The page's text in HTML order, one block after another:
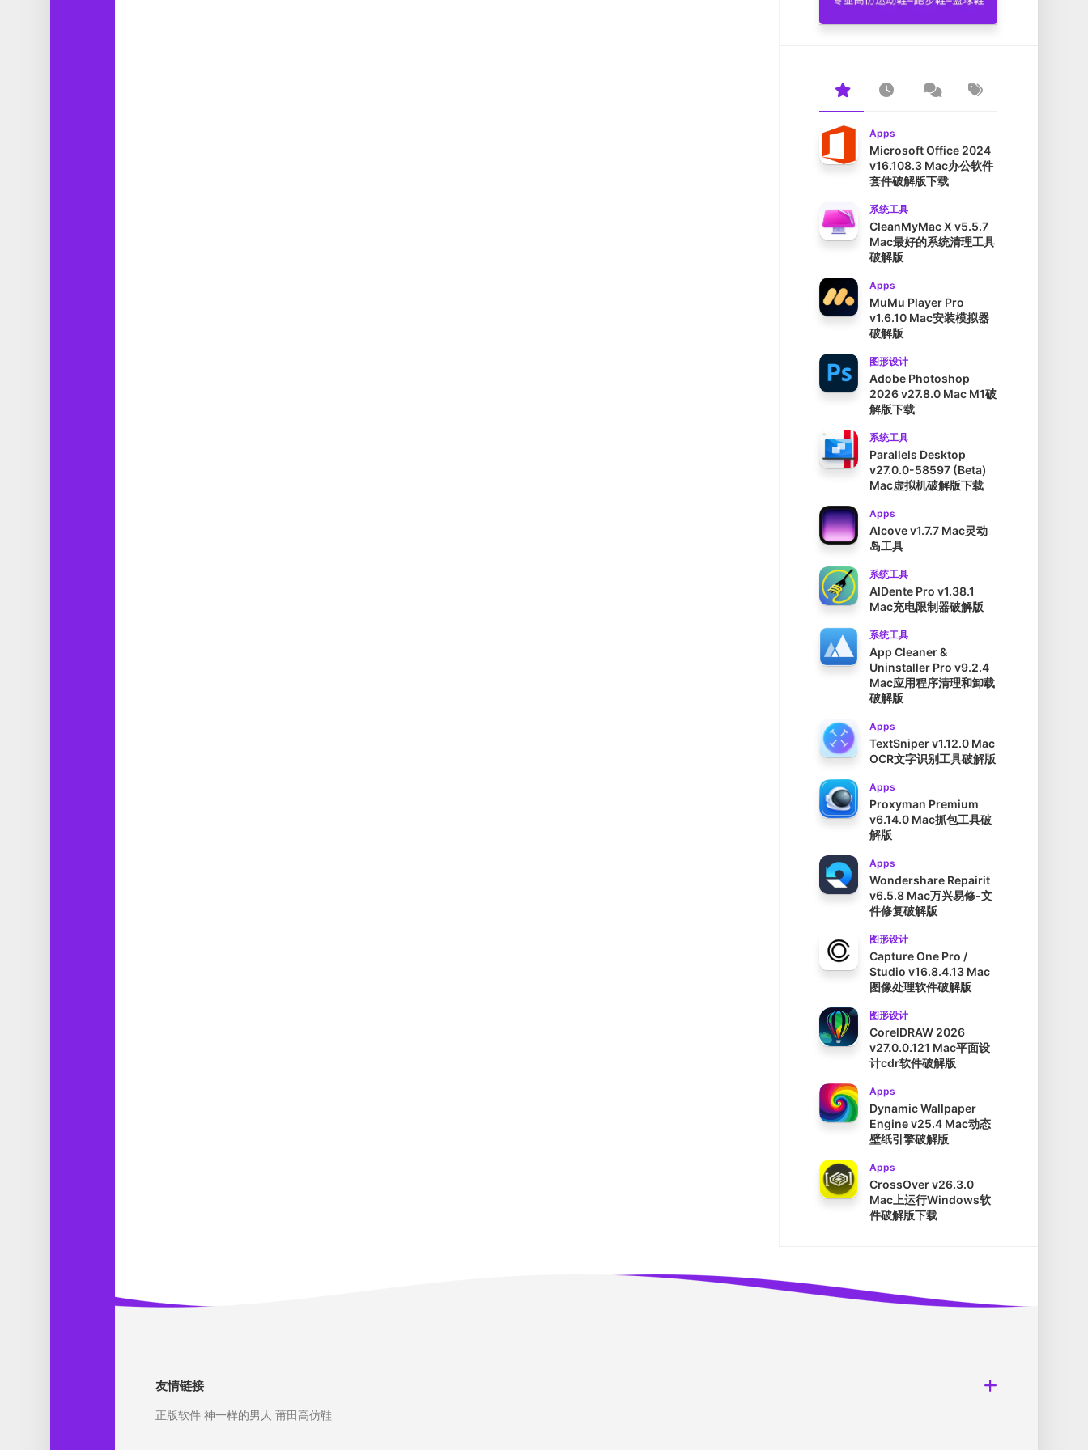
Apps
Microsoft Office 2024
v16.108.3 Mac办公软件
套件破解版下载
系统工具
CleanMyMac X v5.5.7
Mac最好的系统清理工具
破解版
Apps
MuMu Player Pro
v1.6.10 Mac安装模拟器
破解版
图形设计
Adobe Photoshop
2026 v27.8.0 Mac M1破
解版下载
系统工具
Parallels Desktop
v27.0.0-58597 (Beta)
Mac虚拟机破解版下载
Apps
Alcove v1.7.7 Mac灵动
岛工具
系统工具
AlDente Pro v1.38.1
Mac充电限制器破解版
系统工具
App Cleaner &
Uninstaller Pro v9.2.4
Mac应用程序清理和卸载
破解版
Apps
TextSniper v1.12.0 Mac
OCR文字识别工具破解版
Apps
Proxyman Premium
v6.14.0 Mac抓包工具破
解版
Apps
Wondershare Repairit
v6.5.8 Mac万兴易修-文
件修复破解版
图形设计
Capture One Pro /
Studio v16.8.4.13 Mac
图像处理软件破解版
图形设计
CorelDRAW 2026
v27.0.0.121 Mac平面设
计cdr软件破解版
Apps
Dynamic Wallpaper
Engine v25.4 Mac动态
壁纸引擎破解版
Apps
CrossOver v26.3.0
Mac上运行Windows软
件破解版下载
友情链接
正版软件 神一样的男人 莆田高仿鞋